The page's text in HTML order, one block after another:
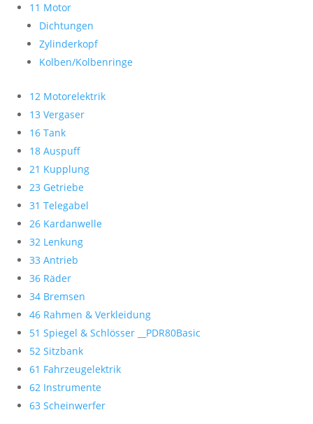
11 Motor
Dichtungen
Zylinderkopf
Kolben/Kolbenringe
12 Motorelektrik
13 Vergaser
16 Tank
18 Auspuff
21 Kupplung
23 Getriebe
31 Telegabel
26 Kardanwelle
32 Lenkung
33 Antrieb
36 Räder
34 Bremsen
46 Rahmen & Verkleidung
51 Spiegel & Schlösser __PDR80Basic
52 Sitzbank
61 Fahrzeugelektrik
62 Instrumente
63 Scheinwerfer